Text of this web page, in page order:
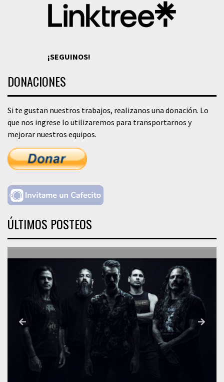
¡SEGUINOS!
DONACIONES
Si te gustan nuestros trabajos, realizanos una donación. Lo
que nos ingrese lo utilizaremos para transportarnos y
mejorar nuestros equipos.
ÚLTIMOS POSTEOS